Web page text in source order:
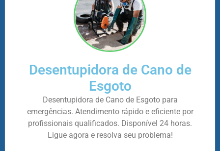
Desentupidora de Cano de
Esgoto
Desentupidora de Cano de Esgoto para
emergências. Atendimento rápido e eficiente por
profissionais qualificados. Disponível 24 horas.
Ligue agora e resolva seu problema!